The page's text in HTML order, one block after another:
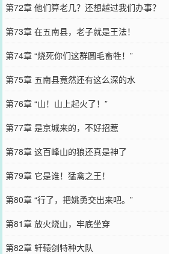
第72章 他们算老几？还想越过我们办事？
第73章 在五南县，老子就是王法！
第74章 “烧死你们这群圆毛畜牲！”
第75章 五南县竟然还有这么深的水
第76章 “山！山上起火了！”
第77章 是京城来的，不好招惹
第78章 这百峰山的狼还真是神了
第79章 它是谁！猛禽之王！
第80章 “行了，把姚勇交出来吧。”
第81章 放火烧山，牢底坐穿
第82章 轩辕剑特种大队